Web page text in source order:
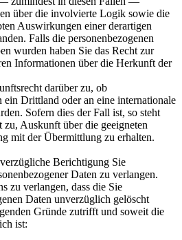
über die involvierte Logik sowie die
Auswirkungen einer derartigen
Falls die personenbezogenen
wurden haben Sie das Recht zur
Informationen über die Herkunft der
darüber zu, ob
ein Drittland oder an eine internationale
Sofern dies der Fall ist, so steht
Auskunft über die geeigneten
mit der Übermittlung zu erhalten.
Berichtigung Sie
Daten zu verlangen.
zu verlangen, dass die Sie
Daten unverzüglich gelöscht
Gründe zutrifft und soweit die
ist: